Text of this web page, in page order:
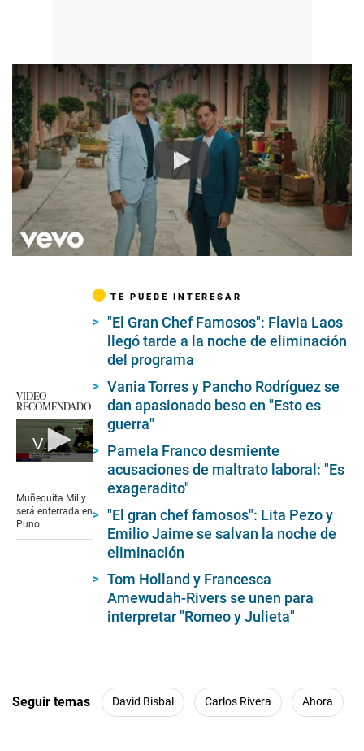
Play
VIDEO
RECOMENDADO
Velorio de 'Muñequita Milly'
of
2
minutes,
Muñequita Milly
será enterrada en
Puno
TE PUEDE INTERESAR
"El Gran Chef Famosos": Flavia Laos
llegó tarde a la noche de eliminación
del programa
Vania Torres y Pancho Rodríguez se
dan apasionado beso en "Esto es
guerra"
Pamela Franco desmiente
acusaciones de maltrato laboral: "Es
exageradito"
"El gran chef famosos": Lita Pezo y
Emilio Jaime se salvan la noche de
eliminación
Tom Holland y Francesca
Amewudah-Rivers se unen para
interpretar "Romeo y Julieta"
Seguir temas David Bisbal Carlos Rivera Ahora